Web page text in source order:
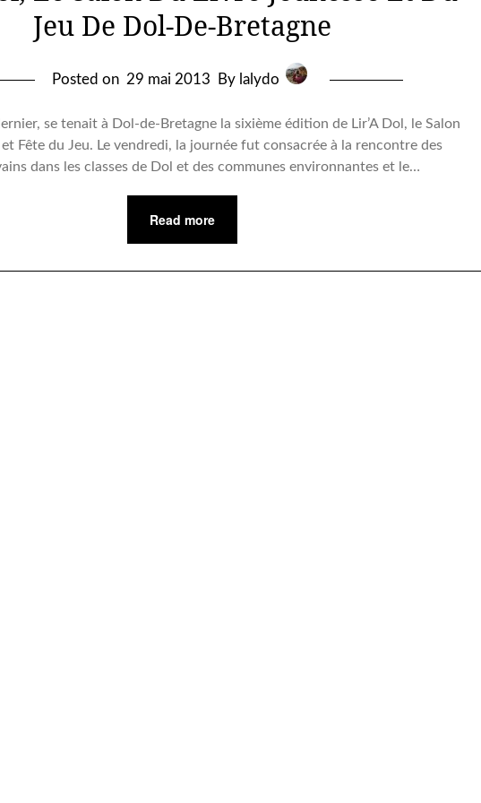
Jeu De Dol-De-Bretagne
Posted on 29 mai 2013 By lalydo
se tenait à Dol-de-Bretagne la sixième édition de Lir’A Dol, le Salon
Fête du Jeu. Le vendredi, la journée fut consacrée à la rencontre des
dans les classes de Dol et des communes environnantes et le…
Read more